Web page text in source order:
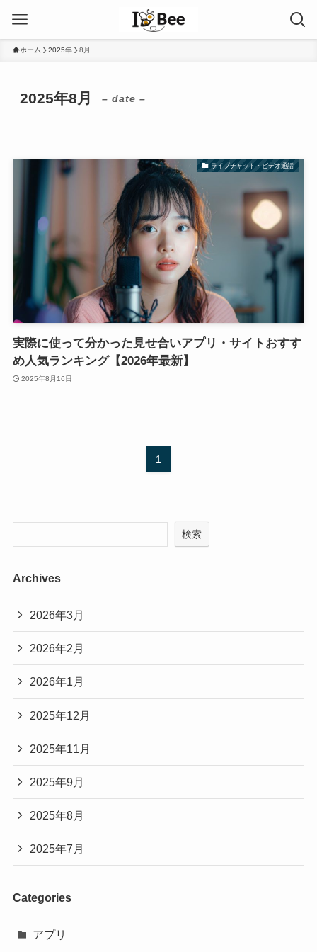
ホーム 2025年 8月
2025年8月 – date –
ライブチャット・ビデオ通話
実際に使って分かった見せ合いアプリ・サイトおすす
め人気ランキング【2026年最新】
2025年8月16日
1
検索
Archives
2026年3月
2026年2月
2026年1月
2025年12月
2025年11月
2025年9月
2025年8月
2025年7月
Categories
アプリ